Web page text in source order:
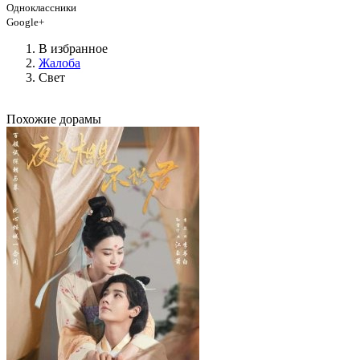
Одноклассники
Google+
В избранное
Жалоба
Свет
Похожие дорамы